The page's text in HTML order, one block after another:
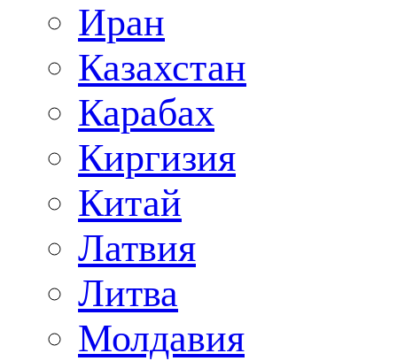
Иран
Казахстан
Карабах
Киргизия
Китай
Латвия
Литва
Молдавия